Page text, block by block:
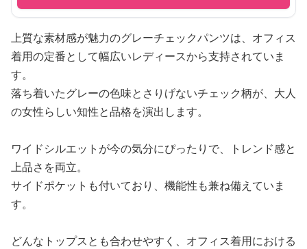
上質な素材感が魅力のグレーチェックパンツは、オフィス
着用の定番として幅広いレディースから支持されていま
す。
落ち着いたグレーの色味とさりげないチェック柄が、大人
の女性らしい知性と品格を演出します。
ワイドシルエットが今の気分にぴったりで、トレンド感と
上品さを両立。
サイドポケットも付いており、機能性も兼ね備えていま
す。
どんなトップスとも合わせやすく、オフィス着用における